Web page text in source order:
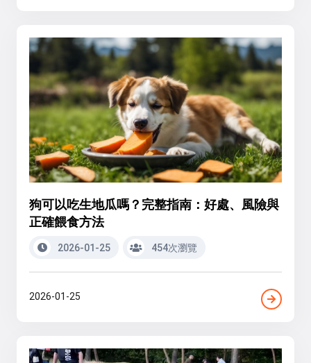
狗可以吃生地瓜嗎？完整指南：好處、風險與
正確餵食方法
2026-01-25 454次瀏覽
2026-01-25